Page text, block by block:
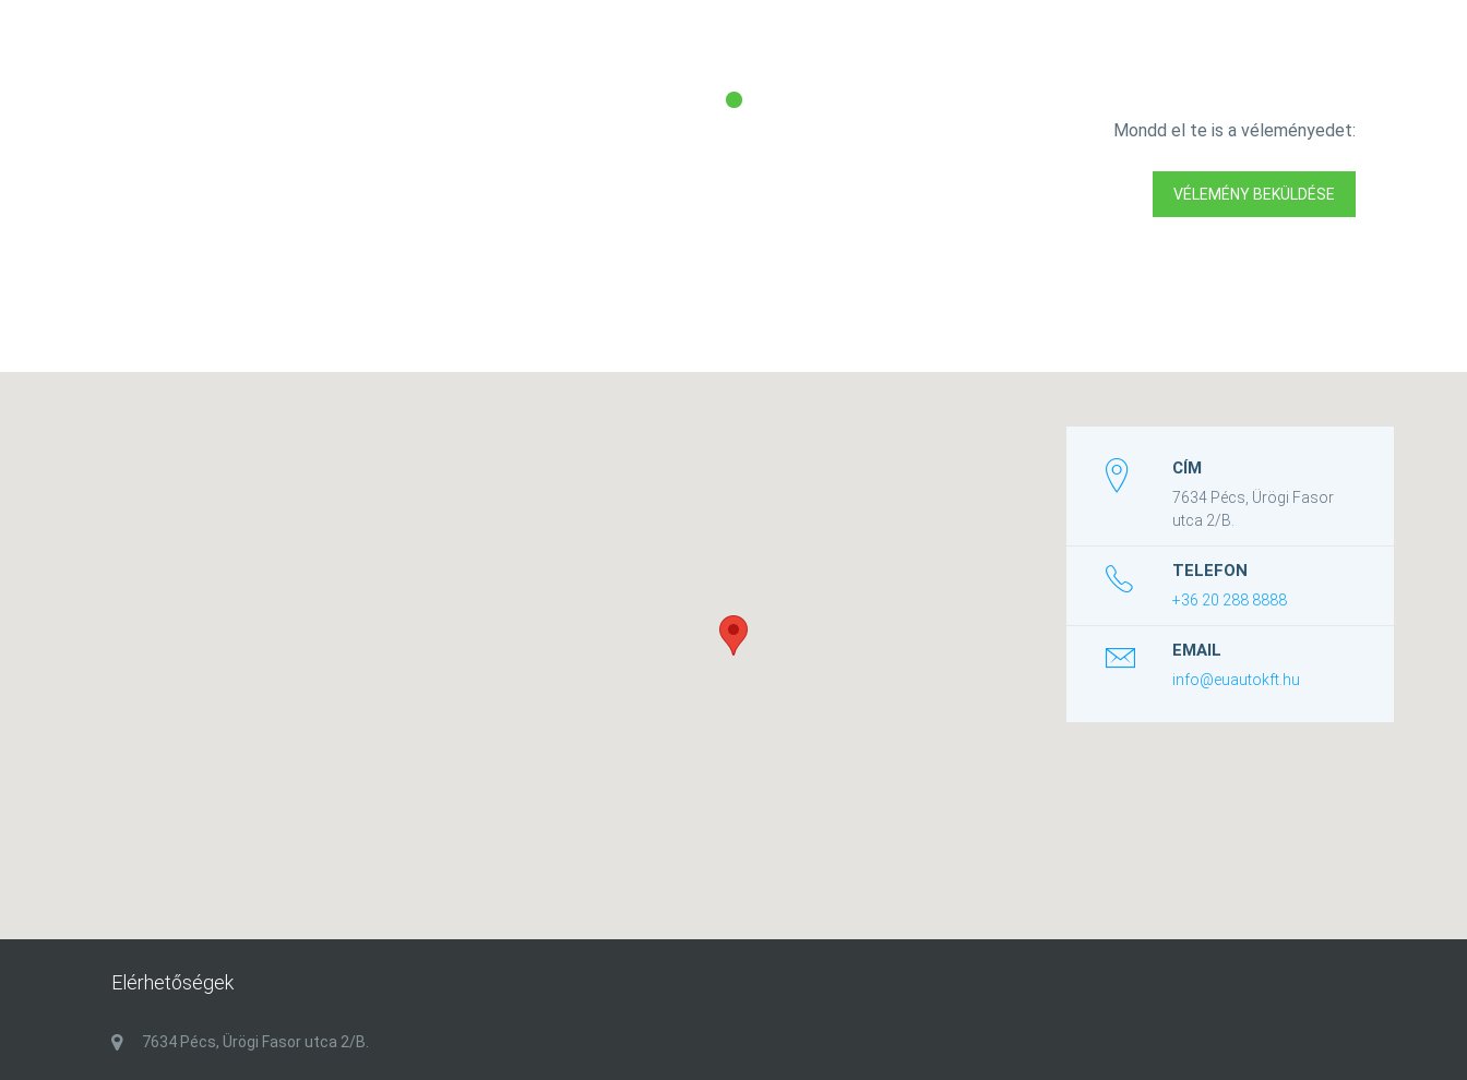
Mondd el te is a véleményedet:
VÉLEMÉNY BEKÜLDÉSE
CÍM
7634 Pécs, Ürögi Fasor
utca 2/B.
TELEFON
+36 20 288 8888
EMAIL
info@euautokft.hu
Elérhetőségek
7634 Pécs, Ürögi Fasor utca 2/B.